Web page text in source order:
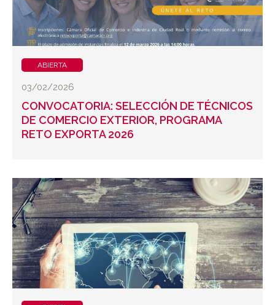
ABIERTA
03/02/2026
CONVOCATORIA: SELECCIÓN DE TÉCNICOS
DE COMERCIO EXTERIOR, PROGRAMA
RETO EXPORTA 2026